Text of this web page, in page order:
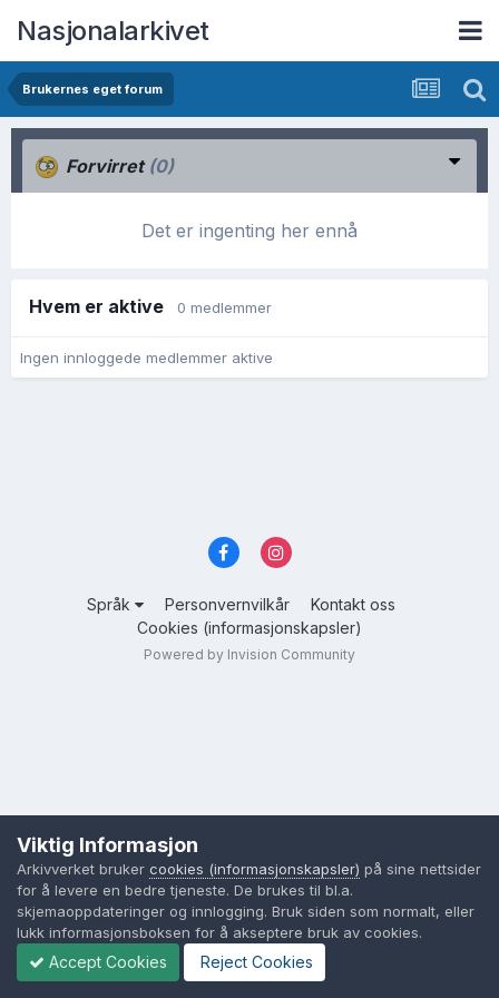
Nasjonalarkivet
Brukernes eget forum
Forvirret (0)
Det er ingenting her ennå
Hvem er aktive 0 medlemmer
Ingen innloggede medlemmer aktive
Språk Personvernvilkår
Kontakt oss
Cookies (informasjonskapsler)
Powered by Invision Community
Viktig Informasjon
Arkivverket bruker cookies (informasjonskapsler) på sine nettsider
for å levere en bedre tjeneste. De brukes til bl.a.
skjemaoppdateringer og innlogging. Bruk siden som normalt, eller
lukk informasjonsboksen for å akseptere bruk av cookies.
Accept Cookies Reject Cookies